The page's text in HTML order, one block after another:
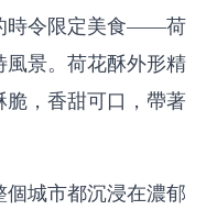
時令限定美食——荷
景。荷花酥外形精
，香甜可口，帶著
城市都沉浸在濃郁